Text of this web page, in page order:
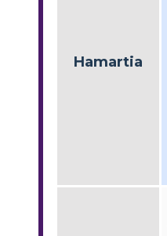
Hamartia